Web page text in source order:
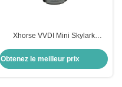
Xhorse VVDI Mini Skylark
à distance automatique
Obtenez le meilleur prix